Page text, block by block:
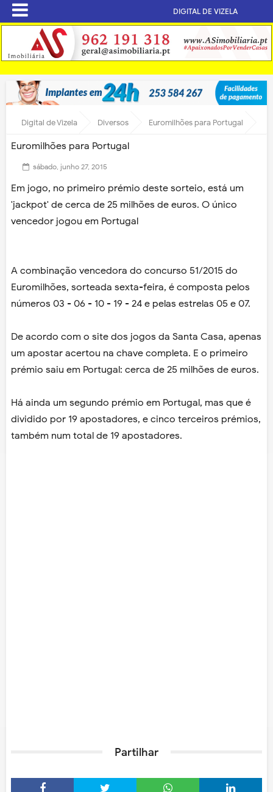
DIGITAL DE VIZELA
Digital de Vizela Diversos Euromilhões para Portugal
Euromilhões para Portugal
sábado, junho 27, 2015
Em jogo, no primeiro prémio deste sorteio, está um
'jackpot' de cerca de 25 milhões de euros. O único
vencedor jogou em Portugal
A combinação vencedora do concurso 51/2015 do
Euromilhões, sorteada sexta-feira, é composta pelos
números 03 - 06 - 10 - 19 - 24 e pelas estrelas 05 e 07.
De acordo com o site dos jogos da Santa Casa, apenas
um apostar acertou na chave completa. E o primeiro
prémio saiu em Portugal: cerca de 25 milhões de euros.
Há ainda um segundo prémio em Portugal, mas que é
dividido por 19 apostadores, e cinco terceiros prémios,
também num total de 19 apostadores.
Partilhar